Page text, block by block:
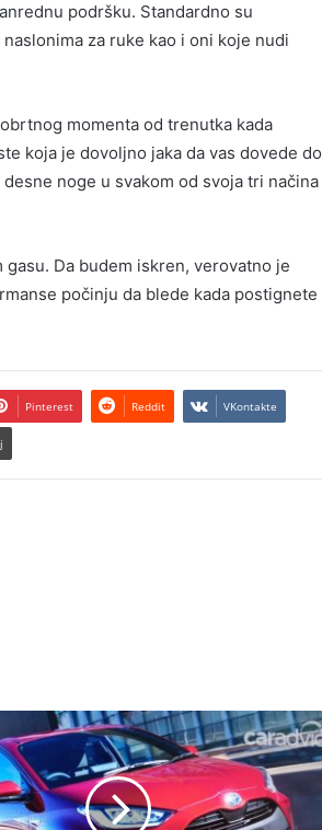
podršku. Standardno su
za ruke kao i oni koje nudi
momenta od trenutka kada
koja je dovoljno jaka da vas dovede do
noge u svakom od svoja tri načina
Da budem iskren, verovatno je
počinju da blede kada postignete
Pinterest Reddit VKontakte